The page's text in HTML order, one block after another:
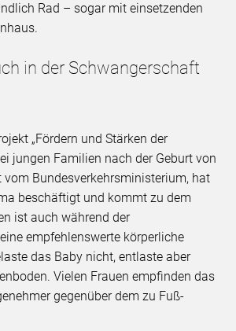
Rad – sogar mit einsetzenden
in der Schwangerschaft
„Fördern und Stärken der
jungen Familien nach der Geburt von
vom Bundesverkehrsministerium, hat
beschäftigt und kommt zu dem
ist auch während der
empfehlenswerte körperliche
das Baby nicht, entlaste aber
Vielen Frauen empfinden das
gegenüber dem zu Fuß-